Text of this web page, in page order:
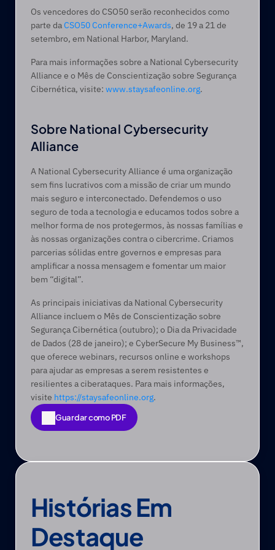
Os vencedores do CSO50 serão reconhecidos como
parte da CSO50 Conference+Awards, de 19 a 21 de
setembro, em National Harbor, Maryland.
Para mais informações sobre a National Cybersecurity
Alliance e o Mês de Conscientização sobre Segurança
Cibernética, visite: www.staysafeonline.org.
Sobre National Cybersecurity
Alliance
A National Cybersecurity Alliance é uma organização
sem fins lucrativos com a missão de criar um mundo
mais seguro e interconectado. Defendemos o uso
seguro de toda a tecnologia e educamos todos sobre a
melhor forma de nos protegermos, às nossas famílias e
às nossas organizações contra o cibercrime. Criamos
parcerias sólidas entre governos e empresas para
amplificar a nossa mensagem e fomentar um maior
bem “digital”.
As principais iniciativas da National Cybersecurity
Alliance incluem o Mês de Conscientização sobre
Segurança Cibernética (outubro); o Dia da Privacidade
de Dados (28 de janeiro); e CyberSecure My Business™,
que oferece webinars, recursos online e workshops
para ajudar as empresas a serem resistentes e
resilientes a ciberataques. Para mais informações,
visite https://staysafeonline.org.
Guardar como PDF
Guardar como PDF
Histórias Em
Destaque